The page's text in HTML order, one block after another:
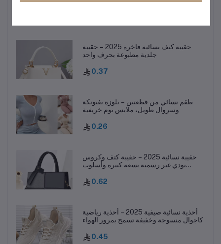
حقيبة كتف نسائية فاخرة 2025 – حقيبة
جلدية مطبوعة بحرف واحد
0.37
طقم نسائي من قطعتين – بلوزة بفيونكة
وسروال طويل، ملابس نوم خريفية
0.26
حقيبة نسائية 2025 – حقيبة كتف وكروس
بودي غير رسمية بسعة كبيرة وأسلوب
0.62
أحذية نسائية صيفية 2025 – أحذية رياضية
كاجوال منسوجة وخفيفة تسمح بمرور الهواء
0.45